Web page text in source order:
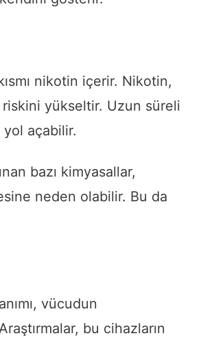
nikotin içerir. Nikotin,
riskini yükseltir. Uzun süreli
açabilir.
bazı kimyasallar,
neden olabilir. Bu da
vücudun
bu cihazların